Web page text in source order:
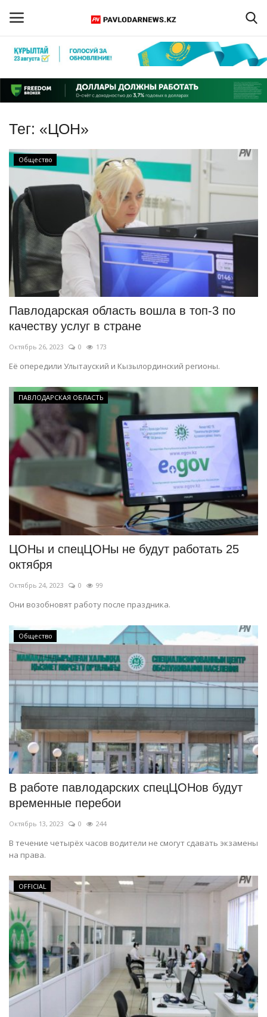
Регистрация
Главная
Обратная связь
ПАВЛОДАРСКАЯ ОБЛАСТЬ
КАЗАХСТАН
МИР
СПЕЦПРОЕКТЫ
СПОРТ
Чек-лист
РАЗВЛЕЧЕНИЯ
Курултай
Язык
Қазақша Русский
Тег: «ЦОН»
Общество
Павлодарская область вошла в топ-3 по
качеству услуг в стране
Октябрь 26, 2023 0 173
Её опередили Улытауский и Кызылординский регионы.
ПАВЛОДАРСКАЯ ОБЛАСТЬ
ЦОНы и спецЦОНы не будут работать 25
октября
Октябрь 24, 2023 0 99
Они возобновят работу после праздника.
Общество
В работе павлодарских спецЦОНов будут
временные перебои
Октябрь 13, 2023 0 244
В течение четырёх часов водители не смогут сдавать экзамены
на права.
OFFICIAL